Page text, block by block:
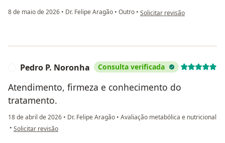
8 de maio de 2026 • Dr. Felipe Aragão • Outro • na opinião do utilizador Roseli
Solicitar revisão
Pedro P. Noronha Consulta verificada
Atendimento, firmeza e conhecimento do
tratamento.
18 de abril de 2026 • Dr. Felipe Aragão • Avaliação metabólica e nutricional
• na opinião do utilizador Pedro P. Noronha
Solicitar revisão